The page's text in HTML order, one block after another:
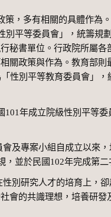
多有相關的具體作為。
別平等委員會」，統籌規
秘書單位。行政院所屬各
關政策與作為。教育部則
性別平等教育委員會」
101年成立院級性別平等委
案小組自成立以來，均
，並於民國102年完成第二
究人才的培育上，卻起
會的共識理想，培養研